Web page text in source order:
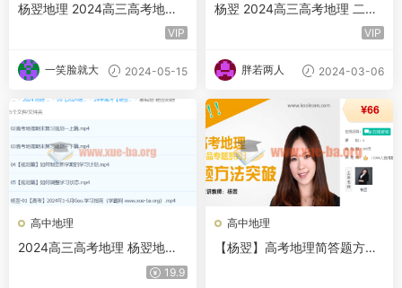
杨翌地理 2024高三高考地理
VIP
一笑脸就大 2024-05-15
杨翌 2024高三高考地理 二轮
VIP
胖若两人 2024-03-06
高中地理
2024高三高考地理 杨翌地理
19.9
高中地理
【杨翌】高考地理简答题方法